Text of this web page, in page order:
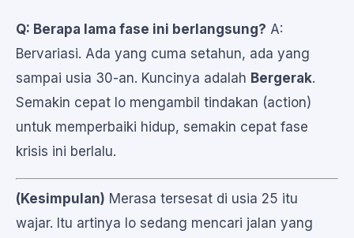
Q: Berapa lama fase ini berlangsung? A:
Bervariasi. Ada yang cuma setahun, ada yang
sampai usia 30-an. Kuncinya adalah Bergerak.
Semakin cepat lo mengambil tindakan (action)
untuk memperbaiki hidup, semakin cepat fase
krisis ini berlalu.
(Kesimpulan) Merasa tersesat di usia 25 itu
wajar. Itu artinya lo sedang mencari jalan yang